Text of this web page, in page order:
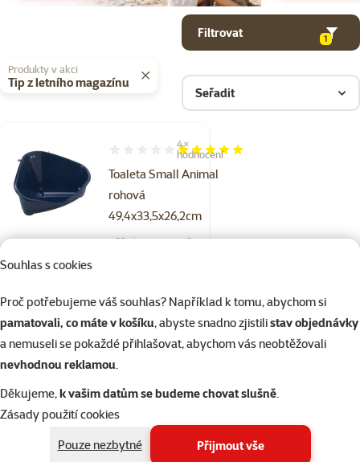
Souhlas s cookies
Proč potřebujeme váš souhlas? Například k tomu, abychom si
pamatovali, co máte v košíku, abyste snadno zjistilistav objednávky
a nemuseli se pokaždé přihlašovat, abychom vás neobtěžovali
nevhodnou reklamou.
Děkujeme,k vašim datům se budeme chovat slušně.
Zásady použití cookies
Pouze nezbytné
Přijmout vše
Filtrovat
1
Produkty v akci
Tip z letního magazínu
Seřadit
Produkty v kategorii Toalety pro králíky a hlodavce do klece
Toaleta Small Animal
rohová
49,4x33,5x26,2cm
Hodnocení 100%, počet hodnocení: 4
4×
hodnocení
Běžná cena 199 Kč
☀️Léto
Skladem do košíku